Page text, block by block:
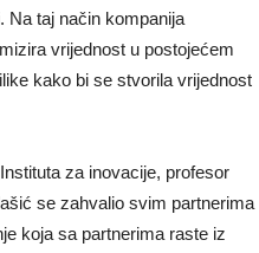
Na taj način kompanija
vrijednost u postojećem
kako bi se stvorila vrijednost
za inovacije, profesor
se zahvalio svim partnerima
koja sa partnerima raste iz